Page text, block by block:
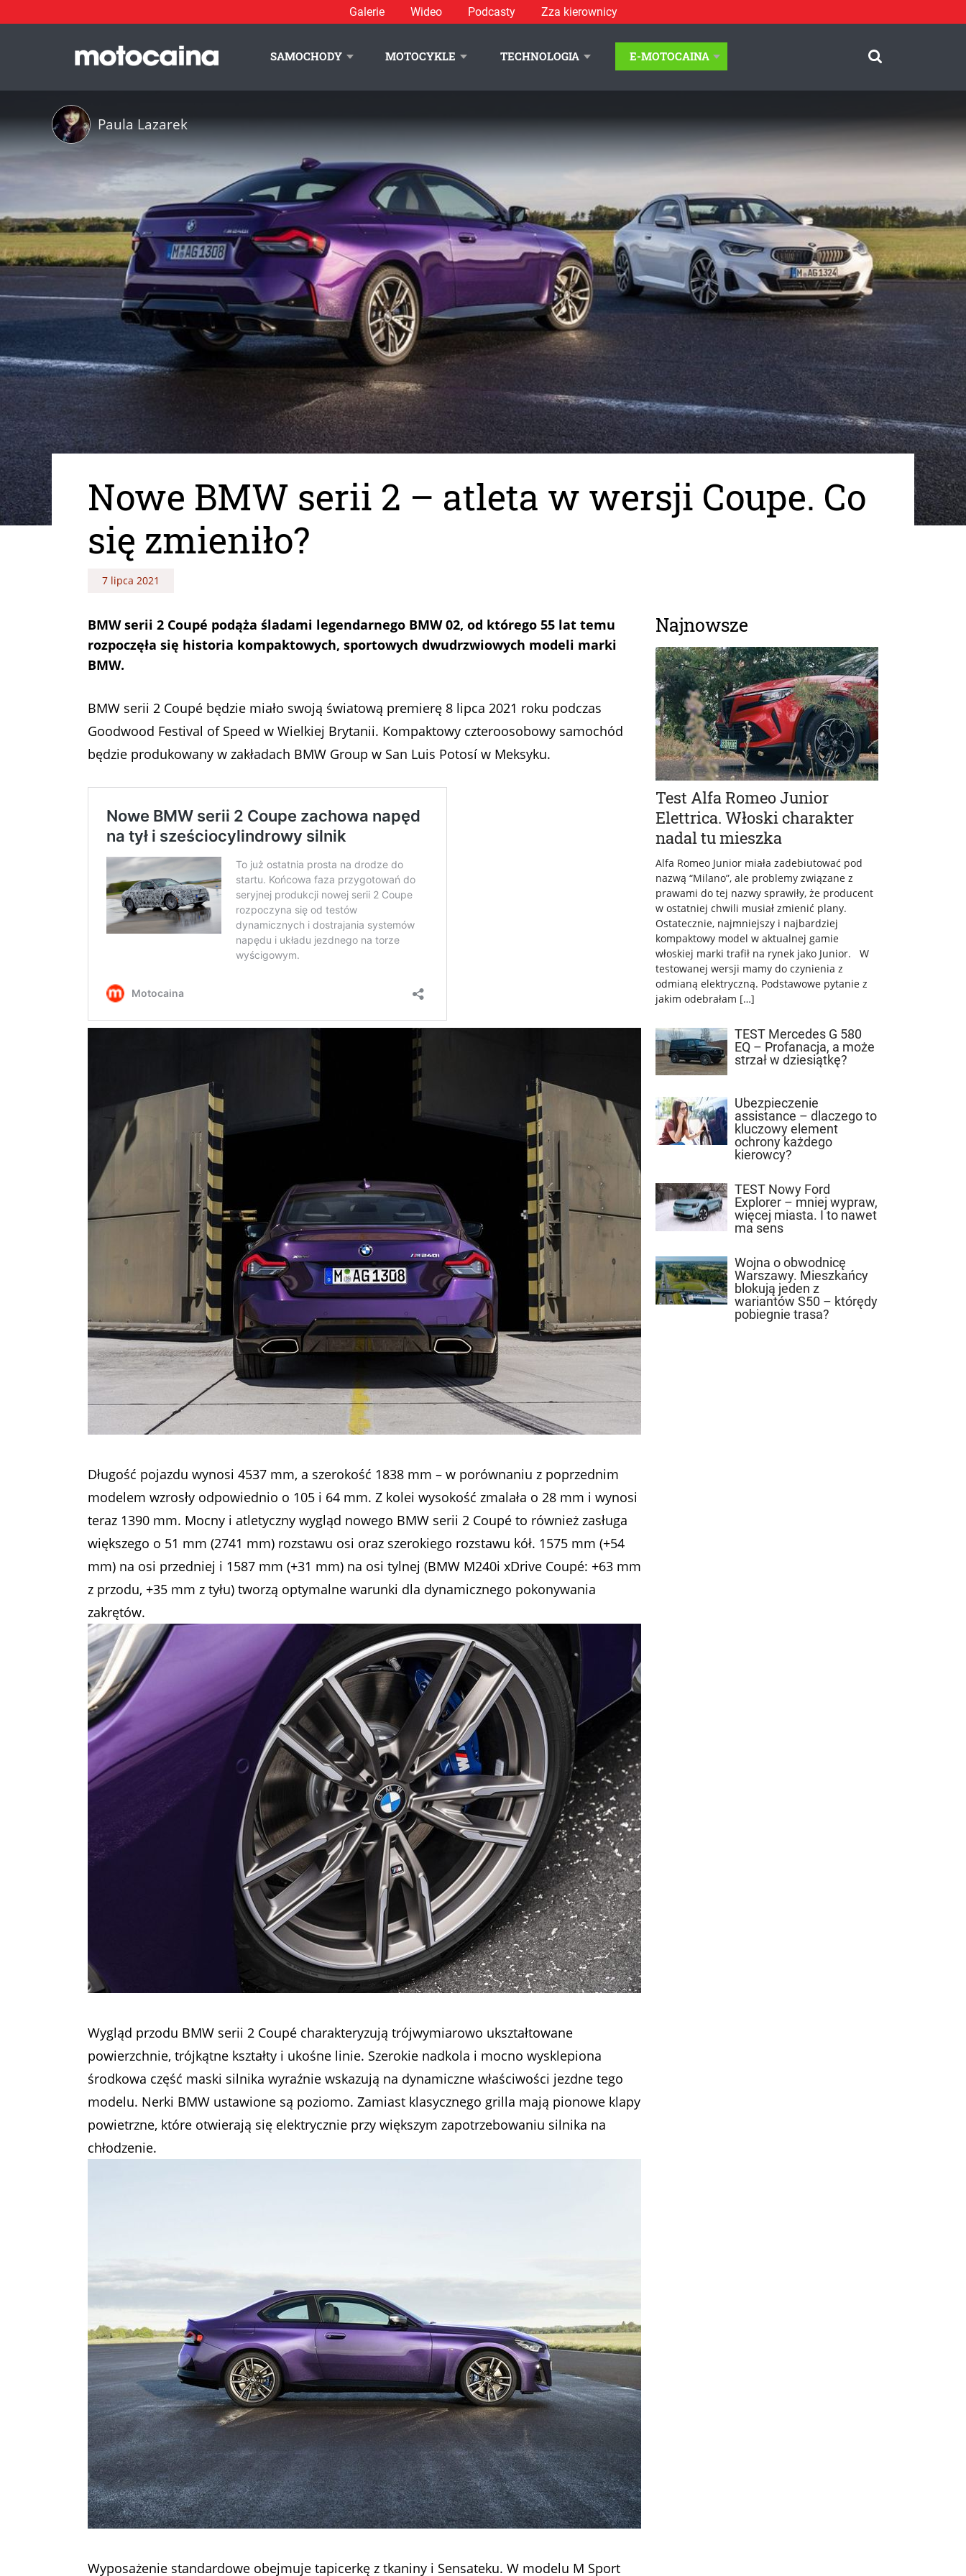
Galerie Wideo Podcasty Zza kierownicy
SAMOCHODY MOTOCYKLE TECHNOLOGIA E-MOTOCAINA
Paula Lazarek
Nowe BMW serii 2 – atleta w wersji Coupe. Co
się zmieniło?
7 lipca 2021
BMW serii 2 Coupé podąża śladami legendarnego BMW 02, od którego 55 lat temu
rozpoczęła się historia kompaktowych, sportowych dwudrzwiowych modeli marki
BMW.
BMW serii 2 Coupé będzie miało swoją światową premierę 8 lipca 2021 roku podczas
Goodwood Festival of Speed w Wielkiej Brytanii. Kompaktowy czteroosobowy samochód
będzie produkowany w zakładach BMW Group w San Luis Potosí w Meksyku.
Długość pojazdu wynosi 4537 mm, a szerokość 1838 mm – w porównaniu z poprzednim
modelem wzrosły odpowiednio o 105 i 64 mm. Z kolei wysokość zmalała o 28 mm i wynosi
teraz 1390 mm. Mocny i atletyczny wygląd nowego BMW serii 2 Coupé to również zasługa
większego o 51 mm (2741 mm) rozstawu osi oraz szerokiego rozstawu kół. 1575 mm (+54
mm) na osi przedniej i 1587 mm (+31 mm) na osi tylnej (BMW M240i xDrive Coupé: +63 mm
z przodu, +35 mm z tyłu) tworzą optymalne warunki dla dynamicznego pokonywania
zakrętów.
Wygląd przodu BMW serii 2 Coupé charakteryzują trójwymiarowo ukształtowane
powierzchnie, trójkątne kształty i ukośne linie. Szerokie nadkola i mocno wysklepiona
środkowa część maski silnika wyraźnie wskazują na dynamiczne właściwości jezdne tego
modelu. Nerki BMW ustawione są poziomo. Zamiast klasycznego grilla mają pionowe klapy
powietrzne, które otwierają się elektrycznie przy większym zapotrzebowaniu silnika na
chłodzenie.
Wyposażenie standardowe obejmuje tapicerkę z tkaniny i Sensateku. W modelu M Sport
Najnowsze
Test Alfa Romeo Junior
Elettrica. Włoski charakter
nadal tu mieszka
Alfa Romeo Junior miała zadebiutować pod
nazwą “Milano”, ale problemy związane z
prawami do tej nazwy sprawiły, że producent
w ostatniej chwili musiał zmienić plany.
Ostatecznie, najmniejszy i najbardziej
kompaktowy model w aktualnej gamie
włoskiej marki trafił na rynek jako Junior. W
testowanej wersji mamy do czynienia z
odmianą elektryczną. Podstawowe pytanie z
jakim odebrałam […]
TEST Mercedes G 580
EQ – Profanacja, a może
strzał w dziesiątkę?
Ubezpieczenie
assistance – dlaczego to
kluczowy element
ochrony każdego
kierowcy?
TEST Nowy Ford
Explorer – mniej wypraw,
więcej miasta. I to nawet
ma sens
Wojna o obwodnicę
Warszawy. Mieszkańcy
blokują jeden z
wariantów S50 – którędy
pobiegnie trasa?